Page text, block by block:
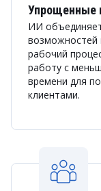
Упрощенные
ИИ
возможностей
рабочий
работу с
времени для
клиентами.